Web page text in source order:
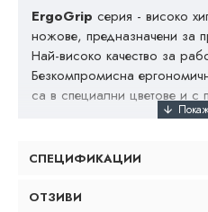
ErgoGrip серия - високо
ножове, предназначени за
Най-високо качество за
Безкомпромисна
са в специални цветове и с
СПЕЦИФИКАЦИИ
ОТЗИВИ